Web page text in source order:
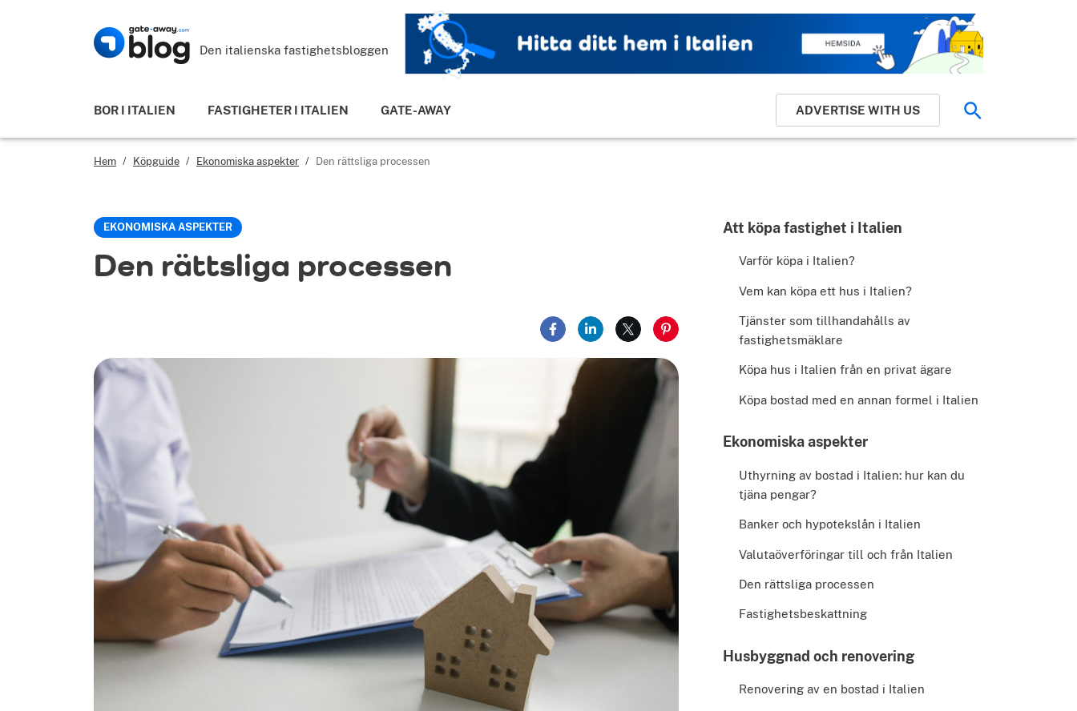
Den italienska fastighetsbloggen
BOR I ITALIEN FASTIGHETER I ITALIEN GATE-AWAY ADVERTISE WITH US
Hem / Köpguide / Ekonomiska aspekter / Den rättsliga processen
EKONOMISKA ASPEKTER
Den rättsliga processen
Dela på Facebook
Dela på LinkedIn
Dela på XDela på Pinterest
Att köpa fastighet i Italien
Varför köpa i Italien?
Vem kan köpa ett hus i Italien?
Tjänster som tillhandahålls av
fastighetsmäklare
Köpa hus i Italien från en privat ägare
Köpa bostad med en annan formel i Italien
Ekonomiska aspekter
Uthyrning av bostad i Italien: hur kan du
tjäna pengar?
Banker och hypotekslån i Italien
Valutaöverföringar till och från Italien
Den rättsliga processen
Fastighetsbeskattning
Husbyggnad och renovering
Renovering av en bostad i Italien